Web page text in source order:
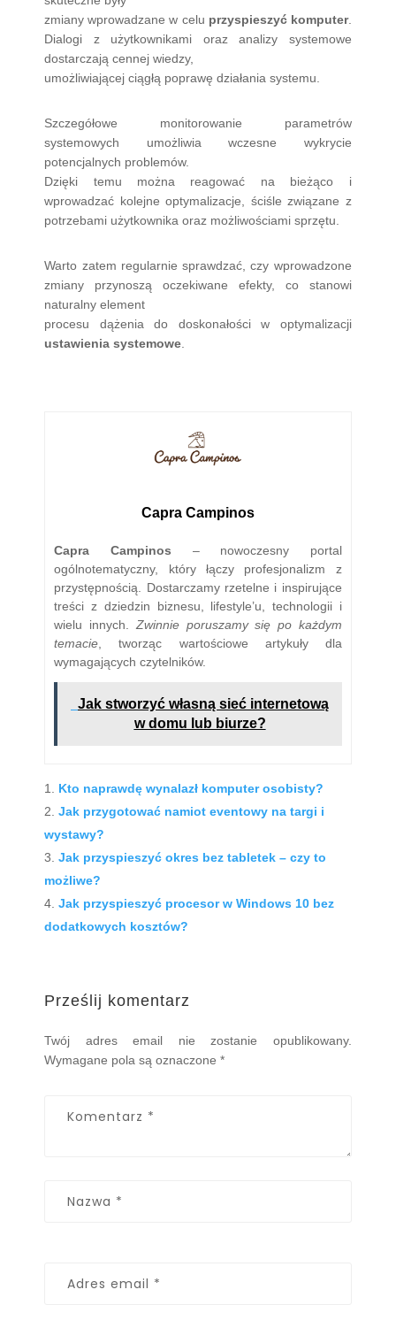
zmiany wprowadzane w celu przyspieszyć komputer.
Dialogi z użytkownikami oraz analizy systemowe
dostarczają cennej wiedzy,
umożliwiającej ciągłą poprawę działania systemu.
Szczegółowe monitorowanie parametrów
systemowych umożliwia wczesne wykrycie
potencjalnych problemów.
Dzięki temu można reagować na bieżąco i
wprowadzać kolejne optymalizacje, ściśle związane z
potrzebami użytkownika oraz możliwościami sprzętu.
Warto zatem regularnie sprawdzać, czy wprowadzone
zmiany przynoszą oczekiwane efekty, co stanowi
naturalny element
procesu dążenia do doskonałości w optymalizacji
ustawienia systemowe
Capra Campinos
Capra Campinos – nowoczesny portal
ogólnotematyczny, który łączy profesjonalizm z
przystępnością. Dostarczamy rzetelne i inspirujące
treści z dziedzin biznesu, lifestyle’u, technologii i
wielu innych. Zwinnie poruszamy się po każdym
temacie , tworząc wartościowe artykuły dla
wymagających czytelników.
Jak stworzyć własną sieć internetową
w domu lub biurze?
Kto naprawdę wynalazł komputer osobisty?
Jak przygotować namiot eventowy na targi i
wystawy?
Jak przyspieszyć okres bez tabletek – czy to
możliwe?
Jak przyspieszyć procesor w Windows 10 bez
dodatkowych kosztów?
Prześlij komentarz
Twój adres email nie zostanie opublikowany.
Wymagane pola są oznaczone*